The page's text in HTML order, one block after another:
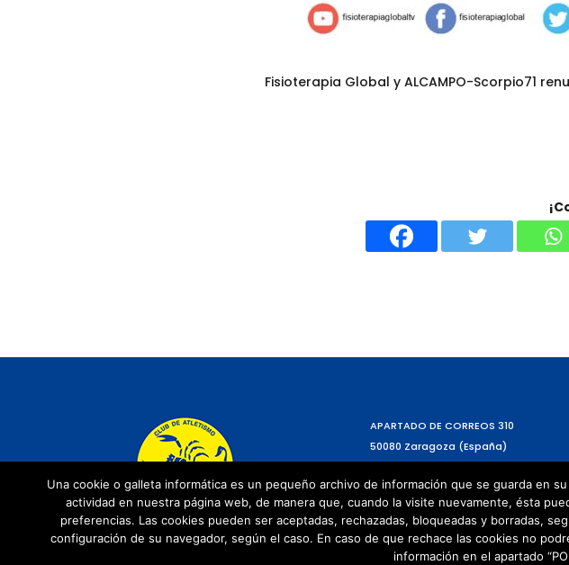
Fisioterapia Global y ALCAMPO-Scorpio71
APARTADO DE CORREOS 310
50080 Zaragoza (España)
Una cookie o galleta informática es un pequeño archivo de información que se guarda en
actividad en nuestra página web, de manera que, cuando la visite nuevamente, ésta
preferencias. Las cookies pueden ser aceptadas, rechazadas, bloqueadas y borradas,
configuración de su navegador, según el caso. En caso de que rechace las cookies no
información en el apartado